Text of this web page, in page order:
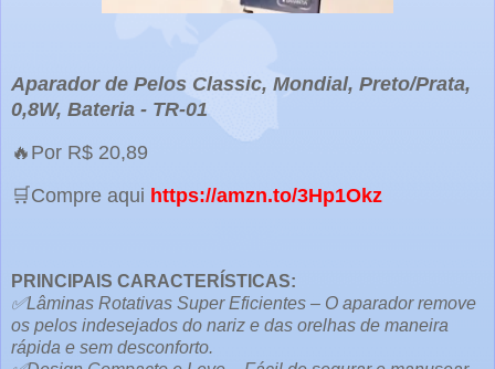
Aparador de Pelos Classic, Mondial, Preto/Prata,
0,8W, Bateria - TR-01
🔥Por R$ 20,89
🛒Compre aqui https://amzn.to/3Hp1Okz
PRINCIPAIS CARACTERÍSTICAS:
✅Lâminas Rotativas Super Eficientes – O aparador remove
os pelos indesejados do nariz e das orelhas de maneira
rápida e sem desconforto.